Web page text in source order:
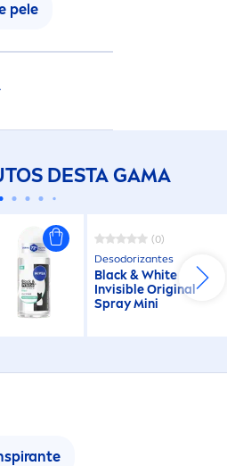
pele
DESTA GAMA
(0)
Desodorizantes
Black&White
InvisibleOriginal
Spray Mini